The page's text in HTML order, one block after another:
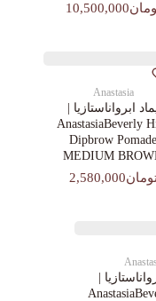
Anastasia
ابرواناستازیا |
AnastasiaBeverly
Dipbrow Pomade
MEDIUM
|